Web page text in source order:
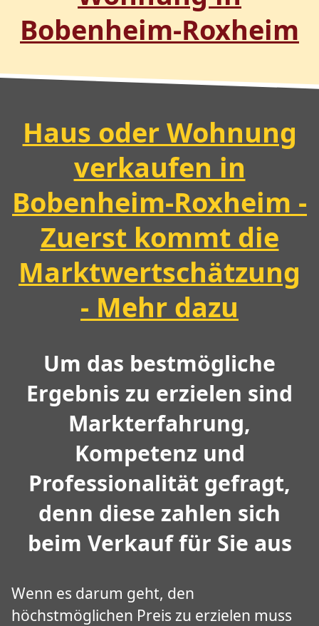
Bobenheim-Roxheim
Haus oder Wohnung
verkaufen in
Bobenheim-Roxheim -
Zuerst kommt die
Marktwertschätzung
- Mehr dazu
Um das bestmögliche
Ergebnis zu erzielen sind
Markterfahrung,
Kompetenz und
Professionalität gefragt,
denn diese zahlen sich
beim Verkauf für Sie aus
Wenn es darum geht, den
höchstmöglichen Preis zu erzielen muss